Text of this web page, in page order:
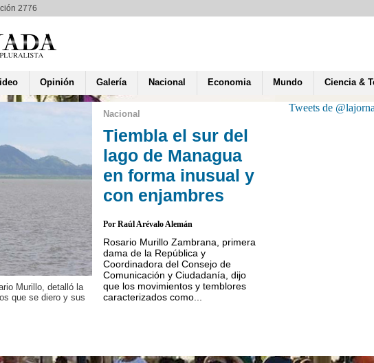
2776
Opinión Galería Nacional Economia Mundo Ciencia &
Murillo, detalló la
que se diero y sus
Nacional
Tiembla el sur del
lago de Managua
en forma inusual y
con enjambres
Por Raúl Arévalo Alemán
Rosario Murillo Zambrana, primera
dama de la República y
Coordinadora del Consejo de
Comunicación y Ciudadanía, dijo
que los movimientos y temblores
caracterizados como...
Tweets de